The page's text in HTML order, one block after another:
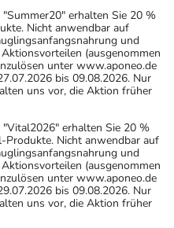
erhalten Sie 20 %
Nicht anwendbar auf
und
(ausgenommen
unter www.aponeo.de
bis 09.08.2026. Nur
uns vor, die Aktion früher
erhalten Sie 20 %
Nicht anwendbar auf
und
(ausgenommen
unter www.aponeo.de
bis 09.08.2026. Nur
uns vor, die Aktion früher